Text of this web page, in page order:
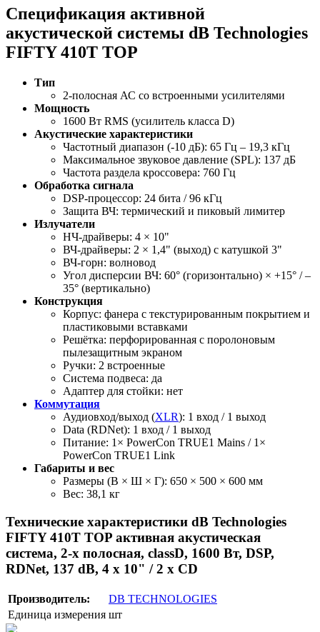
Спецификация активной
акустической системы dB Technologies
FIFTY 410T TOP
Тип
2-полосная АС со встроенными усилителями
Мощность
1600 Вт RMS (усилитель класса D)
Акустические характеристики
Частотный диапазон (-10 дБ): 65 Гц – 19,3 кГц
Максимальное звуковое давление (SPL): 137 дБ
Частота раздела кроссовера: 760 Гц
Обработка сигнала
DSP-процессор: 24 бита / 96 кГц
Защита ВЧ: термический и пиковый лимитер
Излучатели
НЧ-драйверы: 4 × 10"
ВЧ-драйверы: 2 × 1,4" (выход) с катушкой 3"
ВЧ-горн: волновод
Угол дисперсии ВЧ: 60° (горизонтально) × +15° / –
35° (вертикально)
Конструкция
Корпус: фанера с текстурированным покрытием и
пластиковыми вставками
Решётка: перфорированная с поролоновым
пылезащитным экраном
Ручки: 2 встроенные
Система подвеса: да
Адаптер для стойки: нет
Коммутация
Аудиовход/выход (XLR): 1 вход / 1 выход
Data (RDNet): 1 вход / 1 выход
Питание: 1× PowerCon TRUE1 Mains / 1×
PowerCon TRUE1 Link
Габариты и вес
Размеры (В × Ш × Г): 650 × 500 × 600 мм
Вес: 38,1 кг
Технические характеристики dB Technologies
FIFTY 410T TOP активная акустическая
система, 2-х полосная, classD, 1600 Вт, DSP,
RDNet, 137 dB, 4 х 10" / 2 х CD
Производитель:
DB TECHNOLOGIES
Единица измерения шт